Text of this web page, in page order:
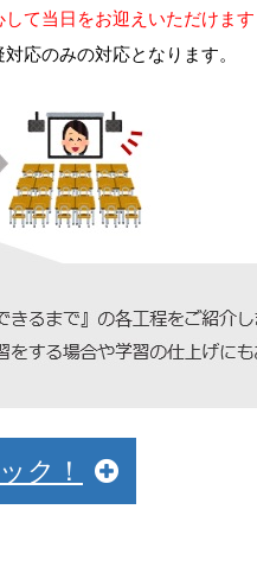
て当日をお迎えいただけます
応のみの対応となります。
ク！